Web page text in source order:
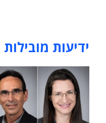
ידיעות מובילות